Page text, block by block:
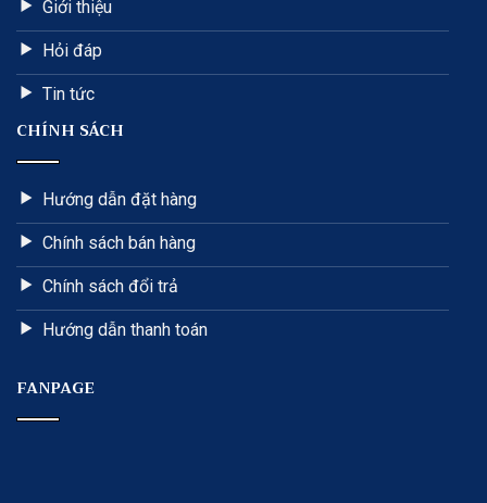
Giới thiệu
Hỏi đáp
Tin tức
CHÍNH SÁCH
Hướng dẫn đặt hàng
Chính sách bán hàng
Chính sách đổi trả
Hướng dẫn thanh toán
FANPAGE